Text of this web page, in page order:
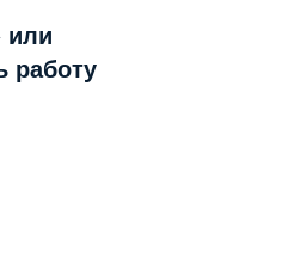
или
работу